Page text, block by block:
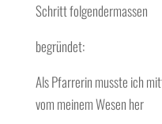
Schritt folgendermassen
begründet:
Als Pfarrerin musste ich
vom meinem Wesen her